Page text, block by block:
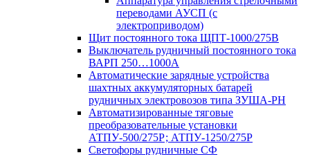
переводами АУСП (с
электроприводом)
Щит постоянного тока ЩПТ-1000/275В
Выключатель рудничный постоянного тока
ВАРП 250…1000А
Автоматические зарядные устройства
шахтных аккумуляторных батарей
рудничных электровозов типа ЗУША-РН
Автоматизированные тяговые
преобразовательные установки
АТПУ-500/275Р; АТПУ-1250/275Р
Светофоры рудничные СФ